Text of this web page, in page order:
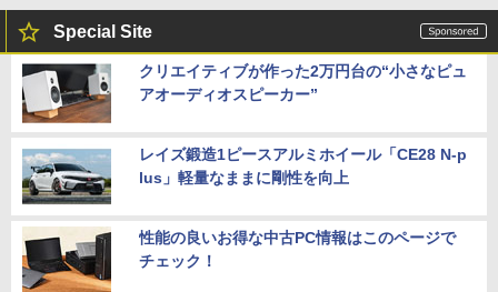
Special Site
クリエイティブが作った2万円台の“小さなピュ
アオーディオスピーカー”
レイズ鍛造1ピースアルミホイール「CE28 N-p
lus」軽量なままに剛性を向上
性能の良いお得な中古PC情報はこのページで
チェック！